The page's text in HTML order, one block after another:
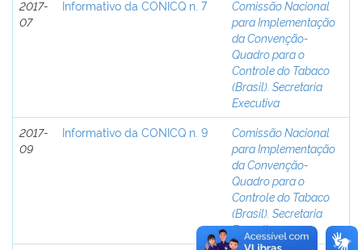
2017-
07
Informativo da CONICQ n. 7
Comissão Nacional
para Implementação
da Convenção-
Quadro para o
Controle do Tabaco
(Brasil). Secretaria
Executiva
2017-
09
Informativo da CONICQ n. 9
Comissão Nacional
para Implementação
da Convenção-
Quadro para o
Controle do Tabaco
(Brasil). Secretaria
Executiva